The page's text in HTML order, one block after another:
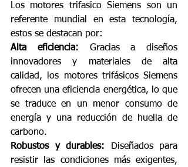
Los motores trifasico Siemens son un
referente mundial en esta tecnología,
estos se destacan por:
Alta eficiencia: Gracias a diseños
innovadores y materiales de alta
calidad, los motores trifásicos Siemens
ofrecen una eficiencia energética, lo que
se traduce en un menor consumo de
energía y una reducción de huella de
carbono.
Robustos y durables: Diseñados para
resistir las condiciones más exigentes,